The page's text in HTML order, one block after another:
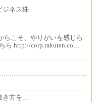
し
らこそ、やりがいを感じら
ら http://corp.rakuten.co…
き方を…